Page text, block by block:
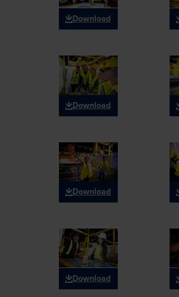
Download
Download
Download
Download